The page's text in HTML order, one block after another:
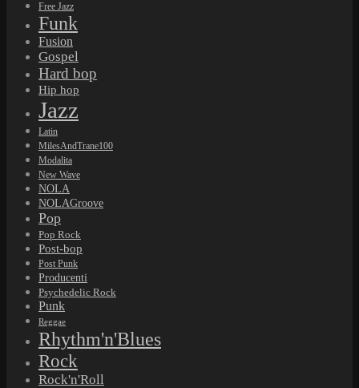
Free Jazz
Funk
Fusion
Gospel
Hard bop
Hip hop
Jazz
Latin
MilesAndTrane100
Modalita
New Wave
NOLA
NOLAGroove
Pop
Pop Rock
Post-bop
Post Punk
Producenti
Psychedelic Rock
Punk
Reggae
Rhythm'n'Blues
Rock
Rock'n'Roll